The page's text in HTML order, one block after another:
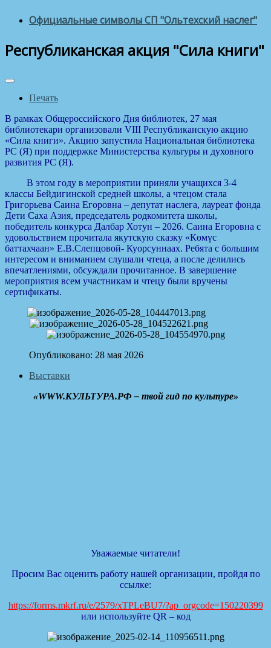
Официальные символы СП "Ольтехский наслег"
Республиканская акция "Сила книги"
Печать
В рамках Общероссийского Дня библиотек, 27 мая
библиотекари организовали VIII Республиканскую акцию
«Сила книги». Акцию запустила Национальная библиотека
РС (Я) при поддержке Министерства культуры и духовного
развития РС (Я).
В этом году в мероприятии приняли учащихся 3-4
классы Бейдигинской средней школы, а чтецом стала
Григорьева Саина Егоровна – депутат наслега, лауреат фонда
Дети Саха Азия, председатель родкомитета школы,
победитель конкурса Далбар Хотун – 2026. Саина Егоровна с
удовольствием прочитала якутскую сказку «Көмүс
баттахчаан» Е.В.Слепцовой- Куорсуннаах. Ребята с большим
интересом и вниманием слушали чтеца, а после делились
впечатлениями, обсуждали прочитанное. В завершение
мероприятия всем участникам и чтецу были вручены
сертификаты.
Опубликовано: 28 мая 2026
Выставки
«WWW.КУЛЬТУРА.РФ – твой гид по культуре»
Уважаемые читатели!
Просим Вас оценить работу нашей организации, пройдя по
ссылке:
https://forms.mkrf.ru/e/2579/xTPLeBU7/?ap_orgcode=150220399
или используйте QR – код